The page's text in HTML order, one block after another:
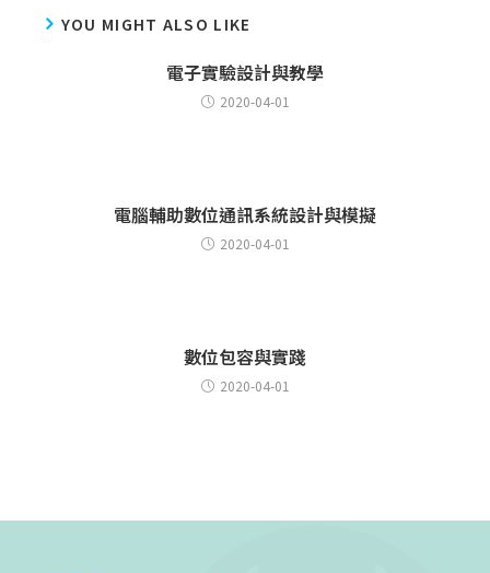
YOU MIGHT ALSO LIKE
電子實驗設計與教學
2020-04-01
電腦輔助數位通訊系統設計與模擬
2020-04-01
數位包容與實踐
2020-04-01